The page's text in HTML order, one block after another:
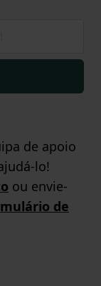
de apoio
lo!
ou envie-
de